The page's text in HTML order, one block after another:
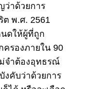
าด้วยการ
ต พ.ศ. 2561
ดให้ผู้ที่ถูก
รองภายใน 90
จำต้องอุทธรณ์
งคับว่าด้วยการ